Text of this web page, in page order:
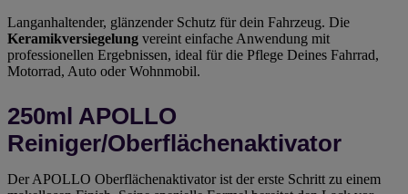
Langanhaltender, glänzender Schutz für dein Fahrzeug. Die
Keramikversiegelung vereint einfache Anwendung mit
professionellen Ergebnissen, ideal für die Pflege Deines Fahrrad,
Motorrad, Auto oder Wohnmobil.
250ml APOLLO
Reiniger/Oberflächenaktivator
Der APOLLO Oberflächenaktivator ist der erste Schritt zu einem